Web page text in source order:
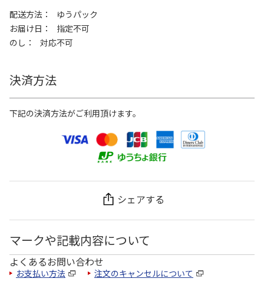
配送方法
ゆうパック
お届け日
指定不可
のし
対応不可
決済方法
下記の決済方法がご利用頂けます。
シェアする
マークや記載内容について
よくあるお問い合わせ
お支払い方法 注文のキャンセルについて